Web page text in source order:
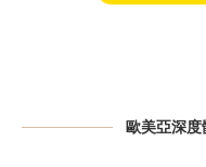
歐美亞深